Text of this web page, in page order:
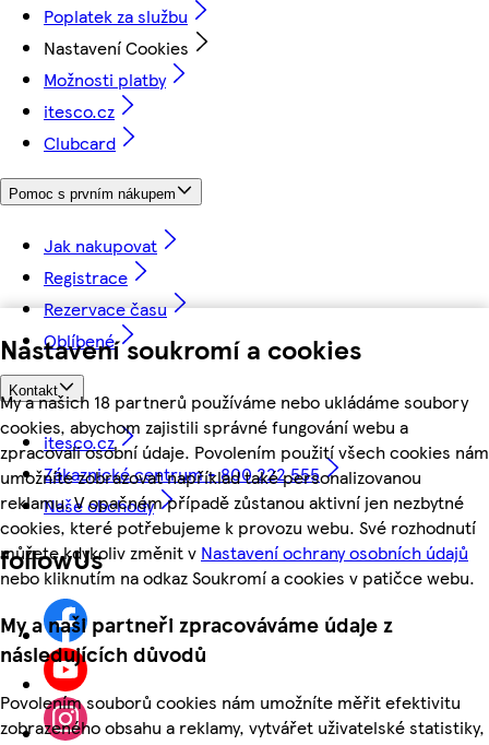
Nastavení soukromí a cookies
My a našich 18 partnerů používáme nebo ukládáme soubory
cookies, abychom zajistili správné fungování webu a
zpracovali osobní údaje. Povolením použití všech cookies nám
umožníte zobrazovat například také personalizovanou
reklamu. V opačném případě zůstanou aktivní jen nezbytné
cookies, které potřebujeme k provozu webu. Své rozhodnutí
můžete kdykoliv změnit v Nastavení ochrany osobních údajů
nebo kliknutím na odkaz Soukromí a cookies v patičce webu.
My a naši partneři zpracováváme údaje z
následujících důvodů
Povolením souborů cookies nám umožníte měřit efektivitu
zobrazeného obsahu a reklamy, vytvářet uživatelské statistiky,
Poplatek za službu
Nastavení Cookies
Možnosti platby
itesco.cz
Clubcard
Pomoc s prvním nákupem
Jak nakupovat
Registrace
Rezervace času
Oblíbené
Kontakt
itesco.cz
Zákaznické centrum - 800 222 555
Naše obchody
followUs